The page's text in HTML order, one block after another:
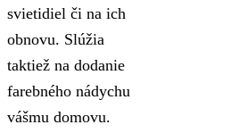
svietidiel či na ich
obnovu. Slúžia
taktiež na dodanie
farebného nádychu
vášmu domovu.